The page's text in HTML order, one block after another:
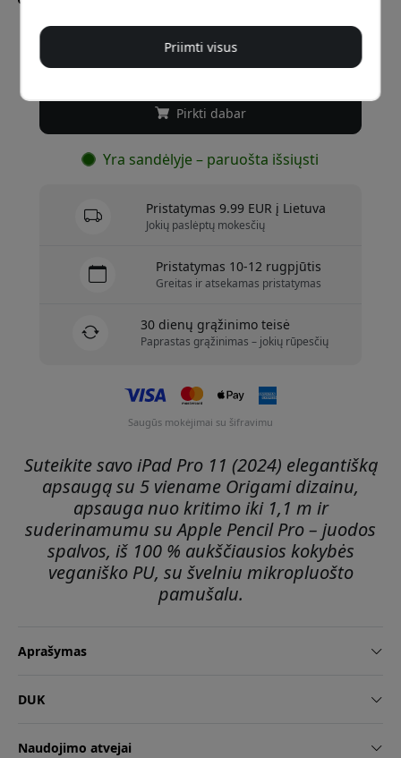
54.99 EUR
Pirkti dabar
Yra sandėlyje – paruošta išsiųsti
Pristatymas 9.99 EUR į Lietuva
Jokių paslėptų mokesčių
Pristatymas 10-12 rugpjūtis
Greitas ir atsekamas pristatymas
30 dienų grąžinimo teisė
Paprastas grąžinimas – jokių rūpesčių
Saugūs mokėjimai su šifravimu
Suteikite savo iPad Pro 11 (2024) elegantišką
apsaugą su 5 viename Origami dizainu,
apsauga nuo kritimo iki 1,1 m ir
suderinamumu su Apple Pencil Pro – juodos
spalvos, iš 100 % aukščiausios kokybės
veganiško PU, su švelniu mikropluošto
pamušalu.
Aprašymas
DUK
Naudojimo atvejai
Priimti visus